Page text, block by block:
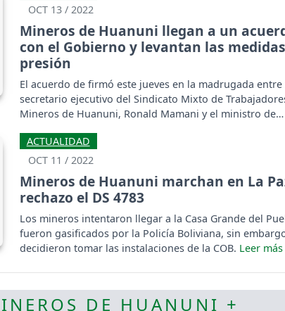
OCT 13 / 2022
Mineros de Huanuni llegan a un
con el Gobierno y levantan las
presión
El acuerdo de firmó este jueves en la madrugada entre
secretario ejecutivo del Sindicato Mixto de
Mineros de Huanuni, Ronald Mamani y el ministro de
ACTUALIDAD
OCT 11 / 2022
Mineros de Huanuni marchan en La
rechazo el DS 4783
Los mineros intentaron llegar a la Casa Grande del
fueron gasificados por la Policía Boliviana, sin
decidieron tomar las instalaciones de la COB.
DE HUANUNI +